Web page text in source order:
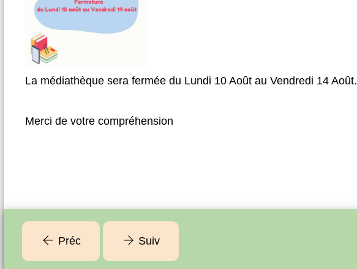
La médiathèque sera fermée du Lundi 10 Août au Vendredi 14 Août.
Merci de votre compréhension
Préc Suiv